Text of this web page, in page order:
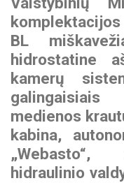
metalo
KLUBB
platforma
MOFFETT
krautuvai
ZEPRO
ALUCAR
Stiklovežiai
SKIBICKI
priekabos
STAS
Paukščių
Miško
GARDNER
vilkikams
BEZARES
WIPRO
savivarčių
HIAB
sistemos
BL
hidrostatine
kamerų
medienos
kabina,
„Webasto“,
hidraulinio